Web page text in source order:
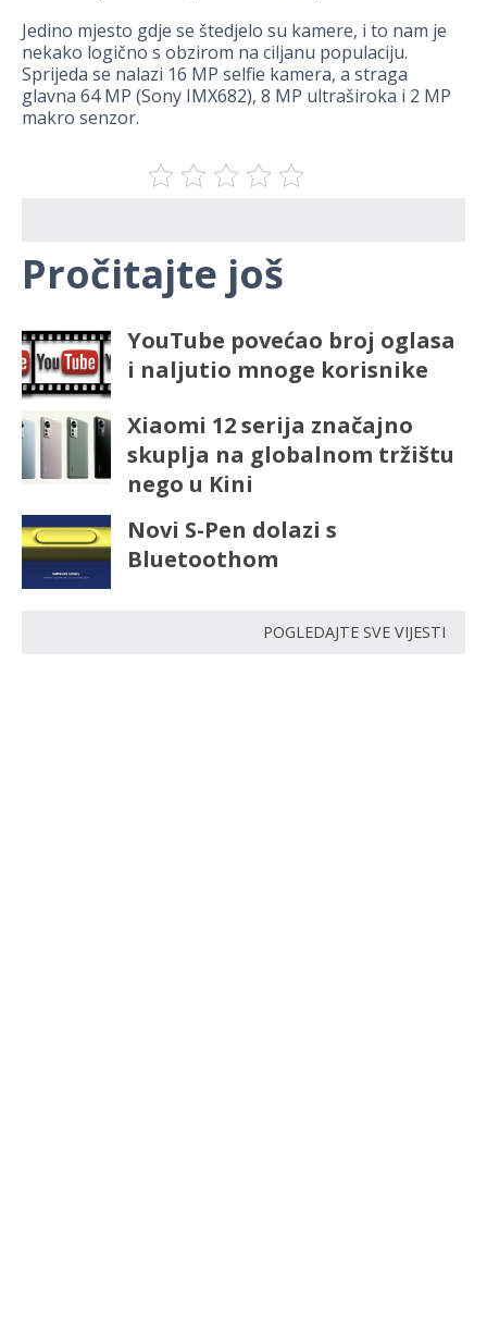
Jedino mjesto gdje se štedjelo su kamere, i to nam je
nekako logično s obzirom na ciljanu populaciju.
Sprijeda se nalazi 16 MP selfie kamera, a straga
glavna 64 MP (Sony IMX682), 8 MP ultraširoka i 2 MP
makro senzor.
Pročitajte još
YouTube povećao broj oglasa
i naljutio mnoge korisnike
Xiaomi 12 serija značajno
skuplja na globalnom tržištu
nego u Kini
Novi S-Pen dolazi s
Bluetoothom
POGLEDAJTE SVE VIJESTI